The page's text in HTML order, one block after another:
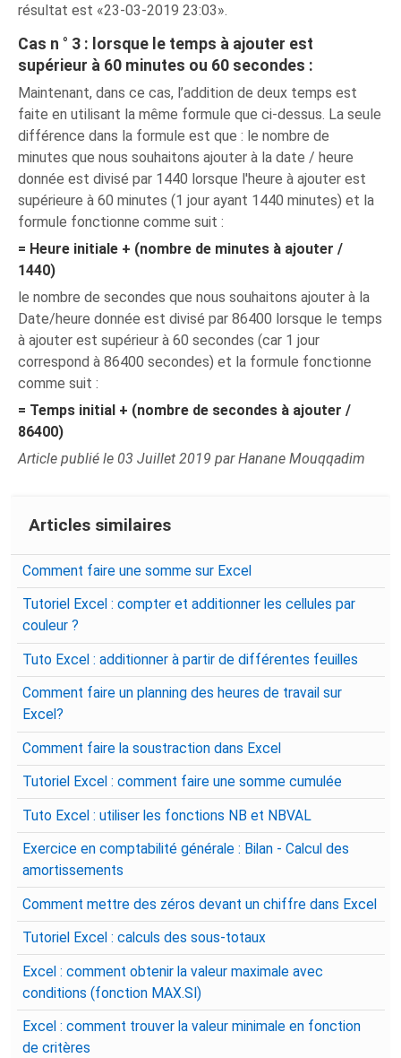
résultat est «23-03-2019 23:03».
Cas n ° 3 : lorsque le temps à ajouter est
supérieur à 60 minutes ou 60 secondes :
Maintenant, dans ce cas, l’addition de deux temps est
faite en utilisant la même formule que ci-dessus. La seule
différence dans la formule est que : le nombre de
minutes que nous souhaitons ajouter à la date / heure
donnée est divisé par 1440 lorsque l'heure à ajouter est
supérieure à 60 minutes (1 jour ayant 1440 minutes) et la
formule fonctionne comme suit :
= Heure initiale + (nombre de minutes à ajouter /
1440)
le nombre de secondes que nous souhaitons ajouter à la
Date/heure donnée est divisé par 86400 lorsque le temps
à ajouter est supérieur à 60 secondes (car 1 jour
correspond à 86400 secondes) et la formule fonctionne
comme suit :
= Temps initial + (nombre de secondes à ajouter /
86400)
Article publié le 03 Juillet 2019 par Hanane Mouqqadim
Articles similaires
Comment faire une somme sur Excel
Tutoriel Excel : compter et additionner les cellules par
couleur ?
Tuto Excel : additionner à partir de différentes feuilles
Comment faire un planning des heures de travail sur
Excel?
Comment faire la soustraction dans Excel
Tutoriel Excel : comment faire une somme cumulée
Tuto Excel : utiliser les fonctions NB et NBVAL
Exercice en comptabilité générale : Bilan - Calcul des
amortissements
Comment mettre des zéros devant un chiffre dans Excel
Tutoriel Excel : calculs des sous-totaux
Excel : comment obtenir la valeur maximale avec
conditions (fonction MAX.SI)
Excel : comment trouver la valeur minimale en fonction
de critères